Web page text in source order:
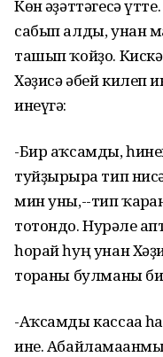
Көн ғәҙәттәгесә
сабып алды, унан
ташып ҡойҙо.
Хәҙисә әбей килеп
инеүгә:
-Бир аҡсамды,
туйҙырырға тип
мин уны,--тип
тотондо. Нурғәле
һорай һуң унан
торғаны булманы
-Аҡсамды кассаға
ине.